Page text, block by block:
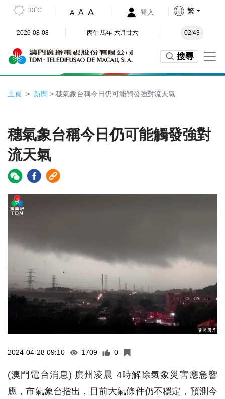
33˚C A A A 登入 繁
2026-08-08 丙午 馬年 六月廿六 02:43
搜尋
主頁 新聞 > 穗氣象台稱今日仍可能觸發強對流天氣
穗氣象台稱今日仍可能觸發強對
流天氣
2024-04-28 09:10 1709 0
(澳門電台消息) 廣州凌晨 4時解除氣象災害應急響
應，市氣象台指出，目前大氣條件仍不穩定，預測今